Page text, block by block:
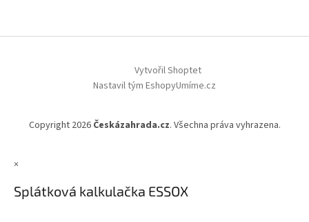
Vytvořil Shoptet
Nastavil tým EshopyUmíme.cz
Copyright 2026 Českázahrada.cz. Všechna práva vyhrazena.
×
Splátková kalkulačka ESSOX